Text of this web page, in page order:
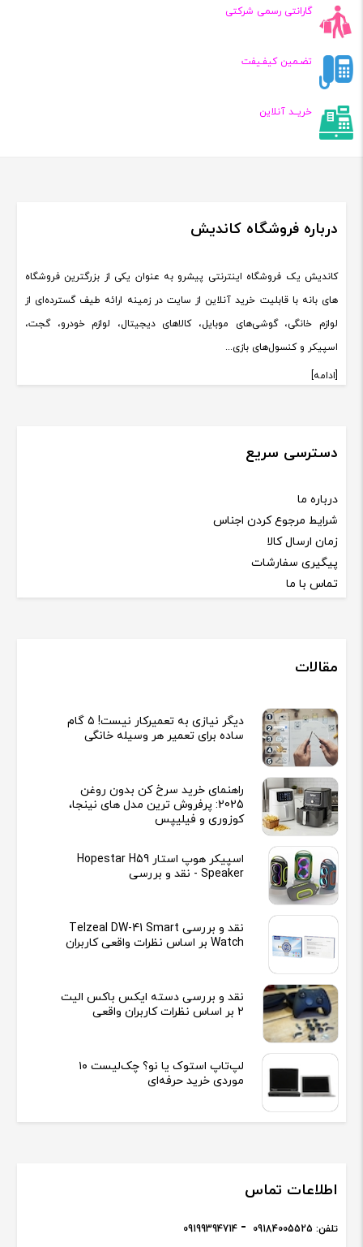
گارانتی رسمی شرکتی
تضـمین کیفـیفت
خریــد آنلاین
درباره فروشگاه کاندیش
کاندیش یک فروشگاه اینترنتی پیشرو به عنوان یکی از بزرگترین فروشگاه
های بانه با قابلیت خرید آنلاین از سایت در زمینه ارائه طیف گسترده‌ای از
لوازم خانگی، گوشی‌های موبایل، کالاهای دیجیتال، لوازم خودرو، گجت،
اسپیکر و کنسول‌های بازی...
[ادامه]
دسترسی سریع
درباره ما
شرایط مرجوع کردن اجناس
زمان ارسال کالا
پیگیری سفارشات
تماس با ما
مقالات
دیگر نیازی به تعمیرکار نیست! ۵ گام
ساده برای تعمیر هر وسیله خانگی
راهنمای خرید سرخ کن بدون روغن
2025: پرفروش ترین مدل های نینجا،
کوزوری و فیلیپس
اسپیکر هوپ استار Hopestar H59
Speaker - نقد و بررسی
نقد و بررسی Telzeal DW-41 Smart
Watch بر اساس نظرات واقعی کاربران
نقد و بررسی دسته ایکس باکس الیت
2 بر اساس نظرات کاربران واقعی
لپ‌تاپ استوک یا نو؟ چک‌لیست ۱۰
موردی خرید حرفه‌ای
اطلاعات تماس
تلفن: 09184005525
09199394714